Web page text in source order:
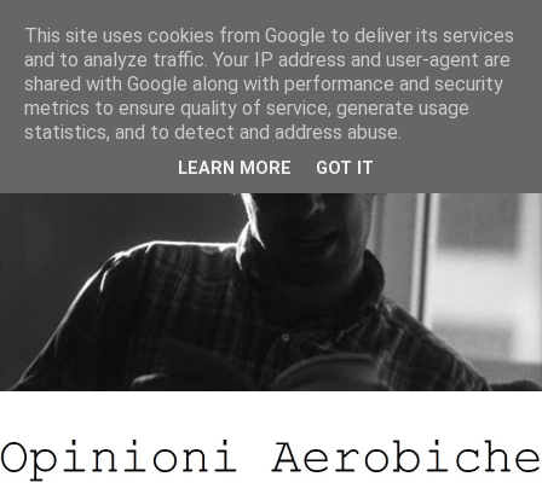
This site uses cookies from Google to deliver its services
and to analyze traffic. Your IP address and user-agent are
shared with Google along with performance and security
metrics to ensure quality of service, generate usage
statistics, and to detect and address abuse.
LEARN MORE GOT IT